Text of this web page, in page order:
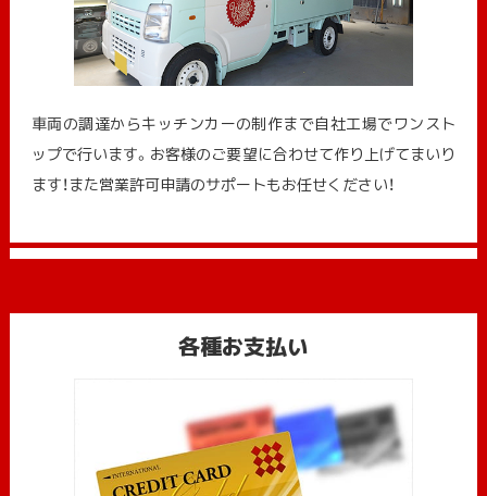
車両の調達からキッチンカーの制作まで自社工場でワンスト
ップで行います。お客様のご要望に合わせて作り上げてまいり
ます！また営業許可申請のサポートもお任せください！
各種お支払い